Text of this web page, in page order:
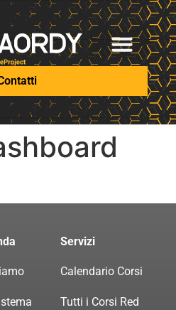
Servizi
Calendario Corsi
Tutti i Corsi Red